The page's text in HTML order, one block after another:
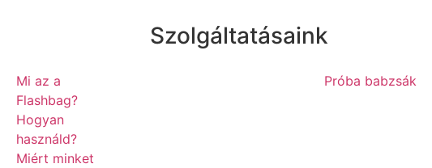
Mi az a
Flashbag?
Hogyan
használd?
Miért minket
Szolgáltatásaink
Próba babzsák